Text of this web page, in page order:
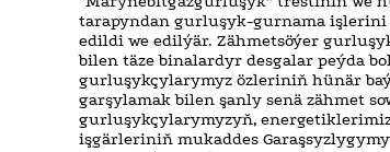
tarapyndan gurluşyk-gurnama
edildi we edilýär. Zähmetsöýer
bilen täze binalardyr desgalar peýda
gurluşykçylarymyz özleriniň hünär
garşylamak bilen şanly senä zähmet
gurluşykçylarymyzyň,
işgärleriniň mukaddes